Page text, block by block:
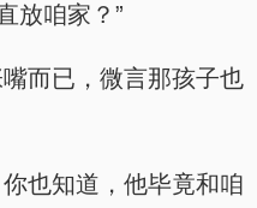
放咱家？”
而已，微言那孩子也
也知道，他毕竟和咱